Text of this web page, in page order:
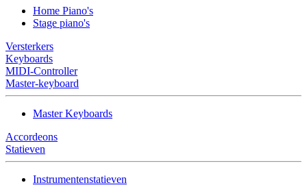
Home Piano's
Stage piano's
Versterkers
Keyboards
MIDI-Controller
Master-keyboard
Master Keyboards
Accordeons
Statieven
Instrumentenstatieven